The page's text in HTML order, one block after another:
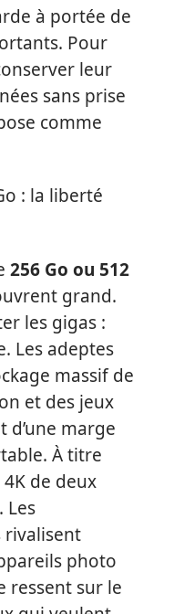
à portée de
Pour
leur
sans prise
comme
: la liberté
256 Go ou 512
grand.
les gigas :
Les adeptes
massif de
et des jeux
d’une marge
À titre
de deux
Les
rivalisent
photo
ressent sur le